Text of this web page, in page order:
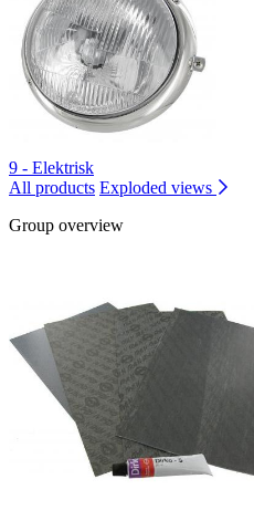
9 - Elektrisk
All products Exploded views
Group overview